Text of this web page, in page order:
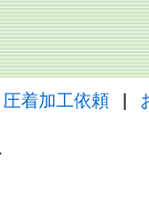
圧着加工依頼